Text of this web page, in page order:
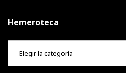
Hemeroteca
Hemeroteca